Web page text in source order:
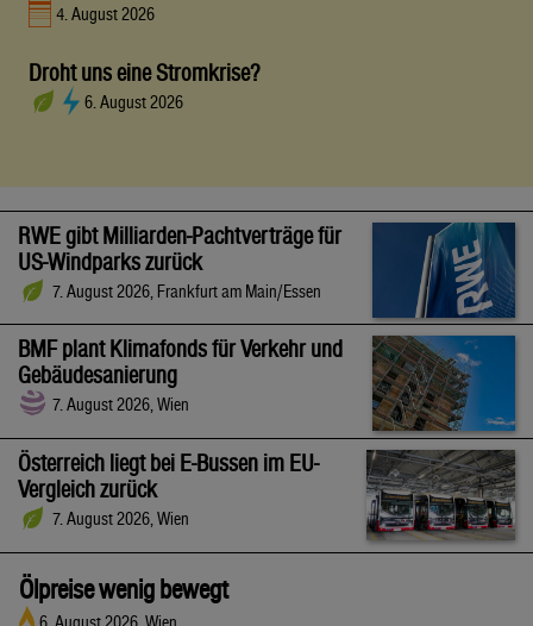
4. August 2026
Droht uns eine Stromkrise?
6. August 2026
RWE gibt Milliarden-Pachtverträge für
US-Windparks zurück
7. August 2026, Frankfurt am Main/Essen
BMF plant Klimafonds für Verkehr und
Gebäudesanierung
7. August 2026, Wien
Österreich liegt bei E-Bussen im EU-
Vergleich zurück
7. August 2026, Wien
Ölpreise wenig bewegt